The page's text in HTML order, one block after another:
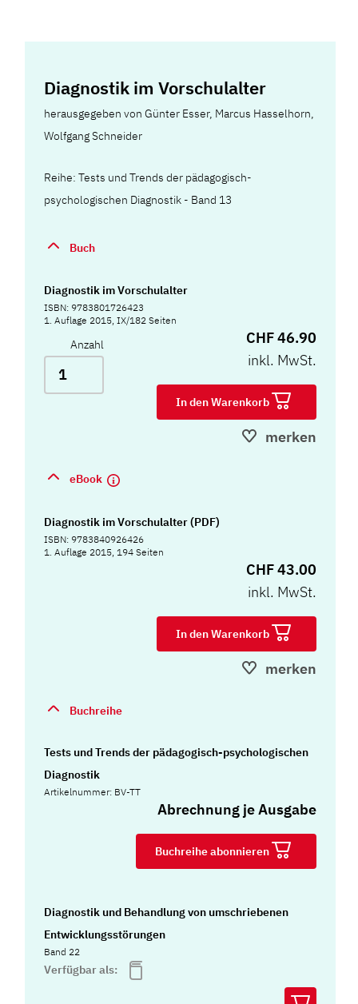
Diagnostik im Vorschulalter
herausgegeben von Günter Esser, Marcus Hasselhorn,
Wolfgang Schneider
Reihe: Tests und Trends der pädagogisch-
psychologischen Diagnostik - Band 13
Buch
Diagnostik im Vorschulalter
ISBN: 9783801726423
1. Auflage 2015, IX/182 Seiten
Anzahl
CHF 46.90
inkl. MwSt.
In den Warenkorb
merken
eBook
Diagnostik im Vorschulalter (PDF)
ISBN: 9783840926426
1. Auflage 2015, 194 Seiten
CHF 43.00
inkl. MwSt.
In den Warenkorb
merken
Buchreihe
Tests und Trends der pädagogisch-psychologischen
Diagnostik
Artikelnummer: BV-TT
Abrechnung je Ausgabe
Buchreihe abonnieren
Diagnostik und Behandlung von umschriebenen
Entwicklungsstörungen
Band 22
Verfügbar als: